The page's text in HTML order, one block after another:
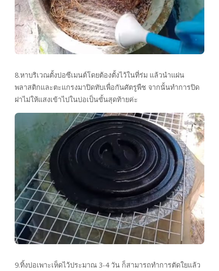
8.หาบริเวณตั้งบ่อซีเมนต์โดยต้องตั้งไว้ในที่ร่ม แล้วนำแผ่น
พลาสติกและตะแกรงมาปิดทับเพื่อกันศัตรูพืช จากนั้นทำการปิด
ฝาไม่ให้แสงเข้าไปในบ่อเป็นขั้นสุดท้ายค่ะ
9.ทิ้งบ่อเพาะเห็ดไว้ประมาณ 3-4 วัน ก็สามารถทำการตัดใยแล้ว